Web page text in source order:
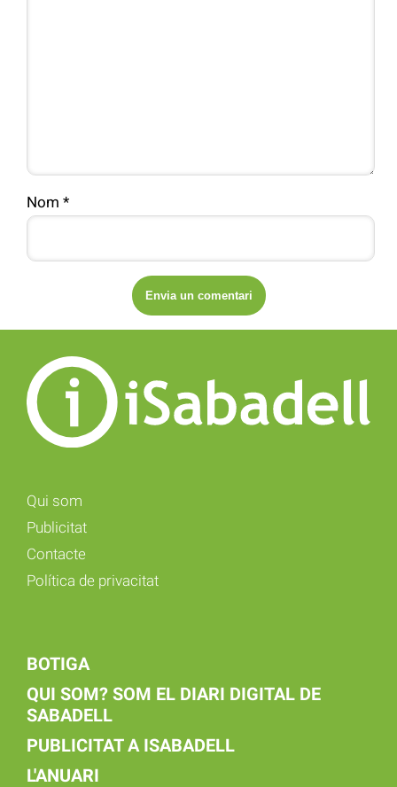
Nom *
Qui som
Publicitat
Contacte
Política de privacitat
BOTIGA
QUI SOM? SOM EL DIARI DIGITAL DE
SABADELL
PUBLICITAT A ISABADELL
L'ANUARI